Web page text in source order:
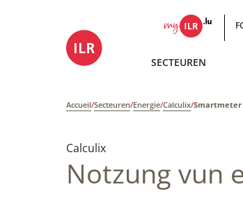
SECTEUREN
Accueil/Secteuren/Energie/Calculix/Smartmeter
Calculix
Notzung vun